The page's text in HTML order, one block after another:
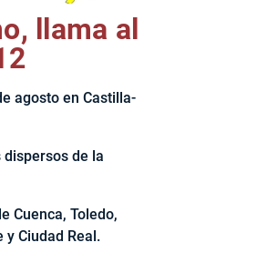
llama al
agosto en Castilla-
dispersos de la
Cuenca, Toledo,
y Ciudad Real.